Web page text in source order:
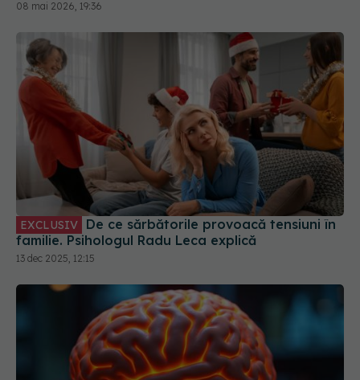
08 mai 2026, 19:36
EXCLUSIV
familie. Psihologul Radu Leca explică
13 dec 2025, 12:15